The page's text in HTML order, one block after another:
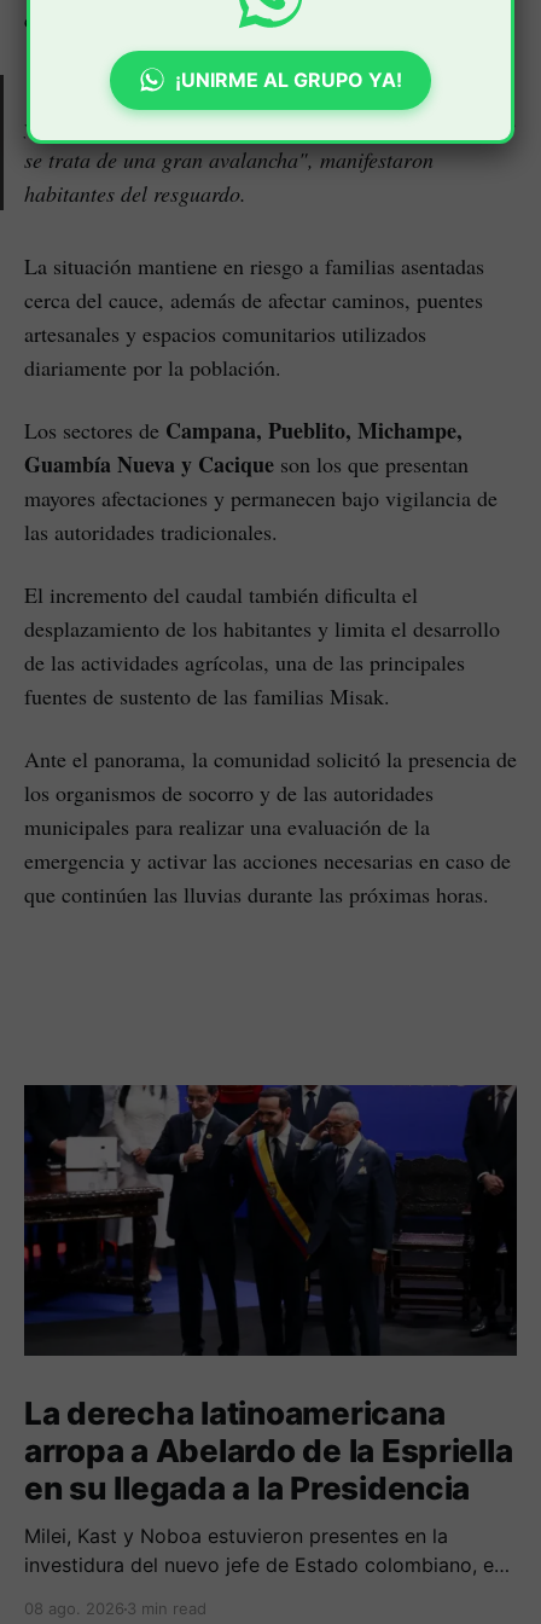
cantidad de lodo y sedimentos.
"Estamos aterrorizados porque en estos instantes baja
ya solo barro y no agua. Tenemos el presentimiento que
se trata de una gran avalancha", manifestaron
habitantes del resguardo.
La situación mantiene en riesgo a familias asentadas
cerca del cauce, además de afectar caminos, puentes
artesanales y espacios comunitarios utilizados
diariamente por la población.
Los sectores de Campana, Pueblito, Michampe,
Guambía Nueva y Cacique son los que presentan
mayores afectaciones y permanecen bajo vigilancia de
las autoridades tradicionales.
El incremento del caudal también dificulta el
desplazamiento de los habitantes y limita el desarrollo
de las actividades agrícolas, una de las principales
fuentes de sustento de las familias Misak.
Ante el panorama, la comunidad solicitó la presencia de
los organismos de socorro y de las autoridades
municipales para realizar una evaluación de la
emergencia y activar las acciones necesarias en caso de
que continúen las lluvias durante las próximas horas.
La derecha latinoamericana
arropa a Abelardo de la Espriella
en su llegada a la Presidencia
Milei, Kast y Noboa estuvieron presentes en la
investidura del nuevo jefe de Estado colombiano, en
08 ago. 2026 3 min read
¡UNIRME AL GRUPO YA!